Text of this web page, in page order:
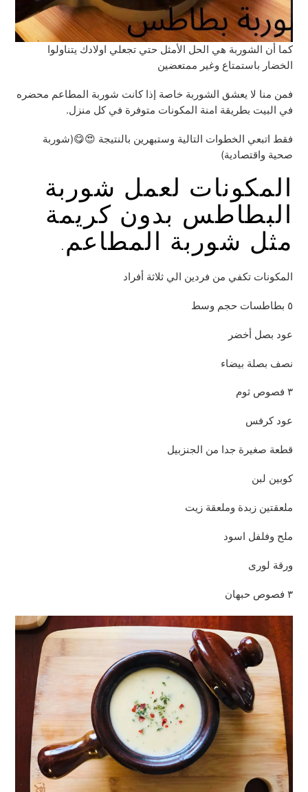
كما أن الشوربة هي الحل الأمثل حتي تجعلي اولادك يتناولوا
الخضار باستمتاع وغير ممتعضين
فمن منا لا يعشق الشوربة خاصة إذا كانت شوربة المطاعم محضره
في البيت بطريقة امنة المكونات متوفرة في كل منزل.
فقط اتبعي الخطوات التالية وستبهرين بالنتيجة 😍😋(شوربة
صحية واقتصادية)
المكونات لعمل شوربة
البطاطس بدون كريمة
مثل شوربة المطاعم.
المكونات تكفي من فردين الي ثلاثة أفراد
٥ بطاطسات حجم وسط
عود بصل أخضر
نصف بصلة بيضاء
٣ فصوص ثوم
عود كرفس
قطعة صغيرة جدا من الجنزبيل
كوبين لبن
ملعقتين زبدة وملعقة زيت
ملح وفلفل اسود
ورقة لورى
٣ فصوص حبهان